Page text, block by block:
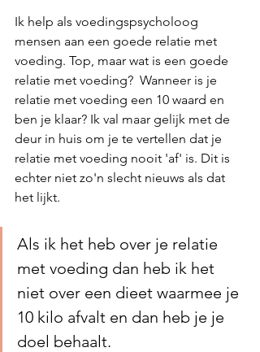
Ik help als voedingspsycholoog
mensen aan een goede relatie met
voeding. Top, maar wat is een goede
relatie met voeding?  Wanneer is je
relatie met voeding een 10 waard en
ben je klaar? Ik val maar gelijk met de
deur in huis om je te vertellen dat je
relatie met voeding nooit 'af' is. Dit is
echter niet zo'n slecht nieuws als dat
het lijkt.
Als ik het heb over je relatie
met voeding dan heb ik het
niet over een dieet waarmee je
10 kilo afvalt en dan heb je je
doel behaalt.